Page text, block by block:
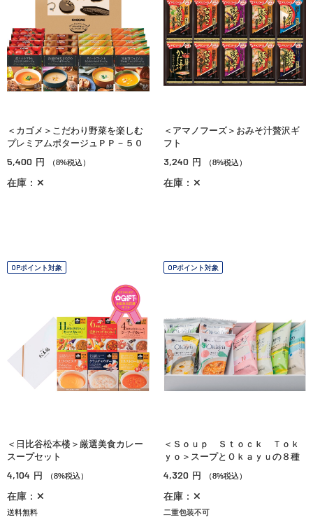
＜カゴメ＞こだわり野菜を楽しむ
プレミアムポタージュＰＰ－５０
5,400 円 （8%税込）
在庫：✕
＜アマノフーズ＞おみそ汁贅沢ギ
フト
3,240 円 （8%税込）
在庫：✕
OPポイント対象
＜日比谷松本楼＞厳選美食カレー
スープセット
4,104 円 （8%税込）
在庫：✕
送料無料
OPポイント対象
＜Ｓｏｕｐ Ｓｔｏｃｋ Ｔｏｋ
ｙｏ＞スープとＯｋａｙｕの８種
4,320 円 （8%税込）
在庫：✕
二重包装不可